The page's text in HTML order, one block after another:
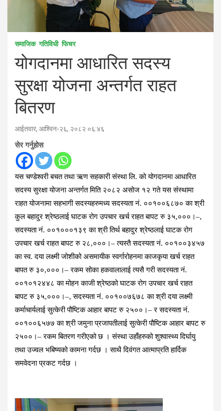
समाजिक गतिविधी फिचर
योगदानमा आधारित सदस्य
सुरक्षा योजना अन्तर्गत राहत
बितरण
आईतवार, आश्विन-२६, २०८२ ०६:४६
सेर गर्नुहोस
यस चण्डेश्वरी बचत तथा ऋण सहकारी संस्था लि. को योगदानमा आधारित
सदस्य सुरक्षा योजना अन्तर्गत मिति २०८२ असोज १२ गते यस संंस्थामा
राहत योजनामा सहभागी सदस्यहरुमध्य सदस्यता नं. ००१००६८७० का श्री
कुल बहादुर श्रेष्ठलाई घाटक रोग उपचार खर्च राहत बापट रु ३५,०००।–,
सदस्यता नं. ००१०००१३९ का श्री तिर्थ बहादुर श्रेष्ठलाई घाटक रोग
उपचार खर्च राहत बापट रु २८,०००।– त्यस्तै सदस्यता नं. ००१००३४५७
का स्व. दया लक्ष्मी जोशीको असमायीक स्वर्गारोहनमा काजकृया खर्च राहत
बापत रु ३०,०००।– रकम सोका हकवालालाई त्यसै गरी सदस्यता नं.
००१०१२४४८ का मोहन काजी श्रेष्ठको घाटक रोग उपचार खर्च राहत
बापट रु ३५,०००।–, सदस्यता नं. ००१००७६७८ का श्री दया लक्ष्मी
कर्माचार्यलाई सुत्केरी पौष्टिक आहार बापट रु २५००।– र सदस्यता नं.
००१००६५७७ का श्री जमुना प्रजापतीलाई सुत्केरी पौष्टिक आहार बापट रु
२५००।– रकम बितरण गरीएको छ । संस्था उहाँहरुको शुश्वास्थ्य दिर्घायु
तथा उज्वल भबिष्यको कामना गर्दछ । साथै दिवंगत आत्माप्रति हार्दिक
समवेदना प्रकट गर्दछ ।